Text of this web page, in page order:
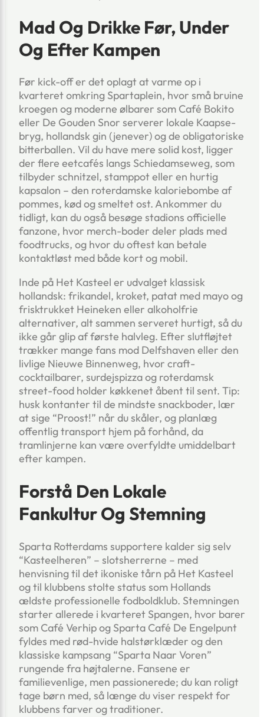
Mad Og Drikke Før, Under
Og Efter Kampen
Før kick-off er det oplagt at varme op i
kvarteret omkring Spartaplein, hvor små bruine
kroegen og moderne ølbarer som Café Bokito
eller De Gouden Snor serverer lokale Kaapse-
bryg, hollandsk gin (jenever) og de obligatoriske
bitterballen. Vil du have mere solid kost, ligger
der flere eetcafés langs Schiedamseweg, som
tilbyder schnitzel, stamppot eller en hurtig
kapsalon – den roterdamske kaloriebombe af
pommes, kød og smeltet ost. Ankommer du
tidligt, kan du også besøge stadions officielle
fanzone, hvor merch-boder deler plads med
foodtrucks, og hvor du oftest kan betale
kontaktløst med både kort og mobil.
Inde på Het Kasteel er udvalget klassisk
hollandsk: frikandel, kroket, patat med mayo og
frisktrukket Heineken eller alkoholfrie
alternativer, alt sammen serveret hurtigt, så du
ikke går glip af første halvleg. Efter slutfløjtet
trækker mange fans mod Delfshaven eller den
livlige Nieuwe Binnenweg, hvor craft-
cocktailbarer, surdejspizza og roterdamsk
street-food holder køkkenet åbent til sent. Tip:
husk kontanter til de mindste snackboder, lær
at sige “Proost!” når du skåler, og planlæg
offentlig transport hjem på forhånd, da
tramlinjerne kan være overfyldte umiddelbart
efter kampen.
Forstå Den Lokale
Fankultur Og Stemning
Sparta Rotterdams supportere kalder sig selv
“Kasteelheren” – slotsherrerne – med
henvisning til det ikoniske tårn på Het Kasteel
og til klubbens stolte status som Hollands
ældste professionelle fodboldklub. Stemningen
starter allerede i kvarteret Spangen, hvor barer
som Café Verhip og Sparta Café De Engelpunt
fyldes med rød-hvide halstørklæder og den
klassiske kampsang “Sparta Naar Voren”
rungende fra højtalerne. Fansene er
familievenlige, men passionerede; du kan roligt
tage børn med, så længe du viser respekt for
klubbens farver og traditioner.